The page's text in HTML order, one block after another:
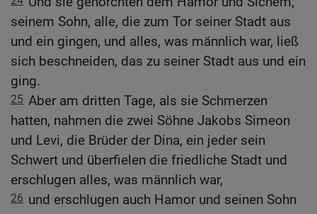
seinem Sohn, alle, die zum Tor seiner Stadt aus
und ein gingen, und alles, was männlich war, ließ
sich beschneiden, das zu seiner Stadt aus und ein
ging.
25 Aber am dritten Tage, als sie Schmerzen
hatten, nahmen die zwei Söhne Jakobs Simeon
und Levi, die Brüder der Dina, ein jeder sein
Schwert und überfielen die friedliche Stadt und
erschlugen alles, was männlich war,
26 und erschlugen auch Hamor und seinen Sohn